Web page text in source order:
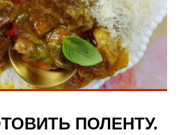
ПОЛЕНТУ.